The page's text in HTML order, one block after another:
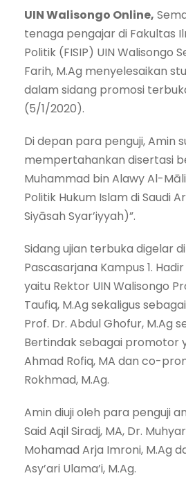
UIN Walisongo Online,
tenaga pengajar di Fakultas
Politik (FISIP) UIN Walisongo
Farih, M.Ag menyelesaikan
dalam sidang promosi
(5/1/2020).
Di depan para penguji, Amin
mempertahankan disertasi
Muhammad bin Alawy Al-
Politik Hukum Islam di Saudi
Siyāsah Syar’iyyah)”.
Sidang ujian terbuka digelar di
Pascasarjana Kampus 1.
yaitu Rektor UIN Walisongo
Taufiq, M.Ag sekaligus
Prof. Dr. Abdul Ghofur, M.Ag
Bertindak sebagai promotor
Ahmad Rofiq, MA dan co-
Rokhmad, M.Ag.
Amin diuji oleh para penguji
Said Aqil Siradj, MA, Dr.
Mohamad Arja Imroni, M.Ag
Asy’ari Ulama’i, M.Ag.